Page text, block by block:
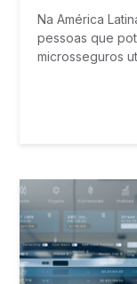
Na América
pessoas que
microsseguros
insurtechs está